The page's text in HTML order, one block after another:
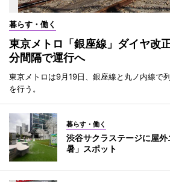
暮らす・働く
東京メトロ「銀座線」ダイヤ
分間隔で運行へ
東京メトロは9月19日、銀座線と丸ノ内線で
を行う。
暮らす・働く
渋谷サクラステージに屋
暑」スポット